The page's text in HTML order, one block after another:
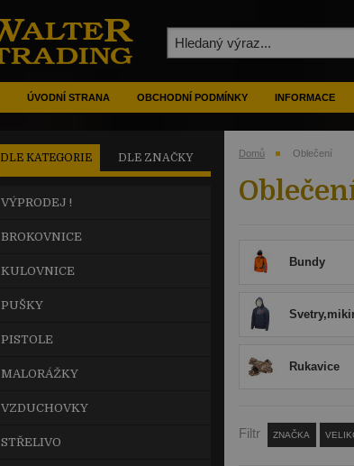
ÚVODNÍ STRANA OBCHODNÍ PODMÍNKY INFORMACE
Domů Oblečení
Bundy
Rukavice
Filtr ZNAČKA
DLE KATEGORIE DLE ZNAČKY
VÝPRODEJ !
BROKOVNICE
KULOVNICE
PUŠKY
PISTOLE
MALORÁŽKY
VZDUCHOVKY
STŘELIVO